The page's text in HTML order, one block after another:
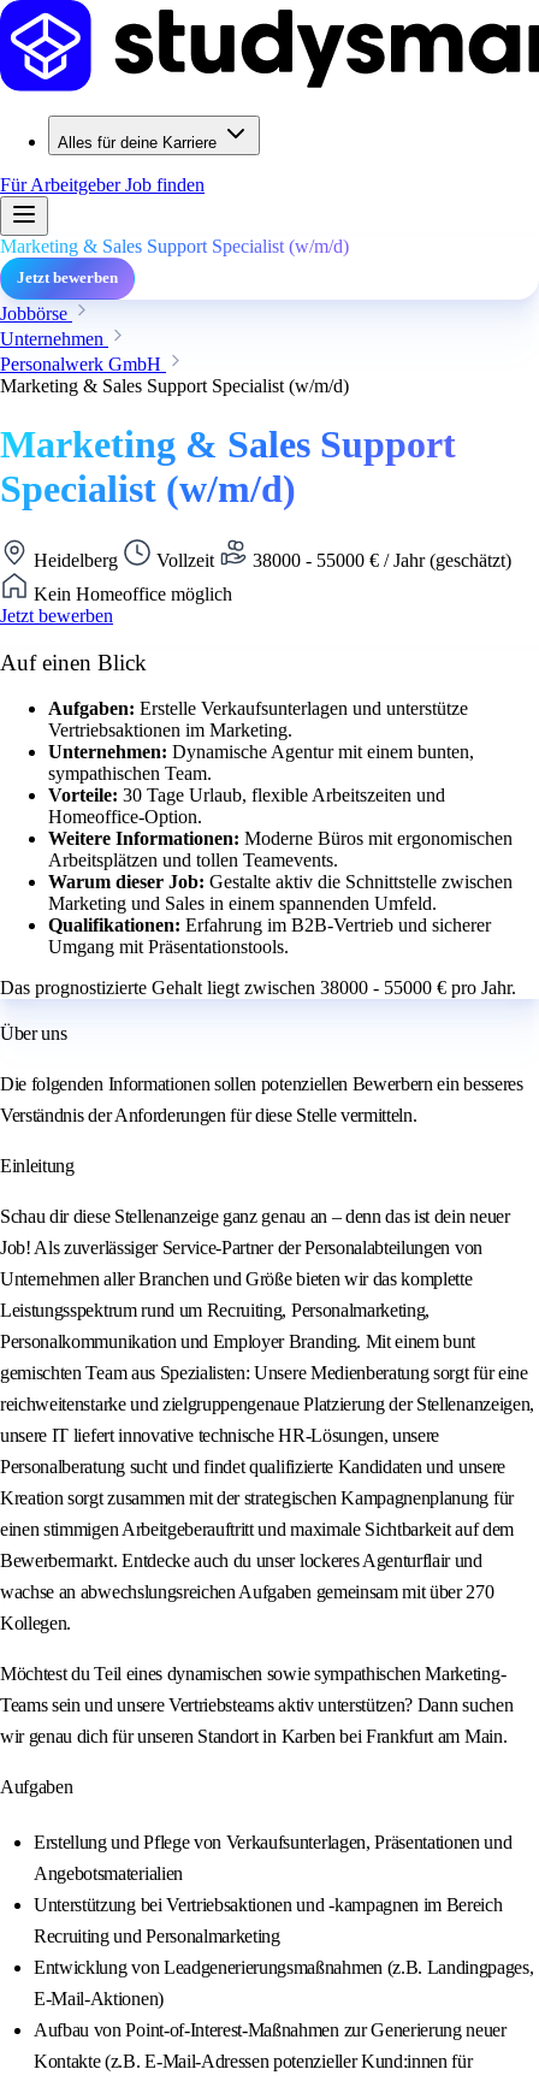
Alles für deine Karriere
Für ArbeitgeberJob finden
Marketing & Sales Support Specialist (w/m/d)
Jetzt bewerben
Jobbörse
Unternehmen
Personalwerk GmbH
Marketing & Sales Support Specialist (w/m/d)
Marketing & Sales Support
Specialist (w/m/d)
Heidelberg Vollzeit
38000 - 55000 € / Jahr (geschätzt)
Kein Homeoffice möglich
Jetzt bewerben
Auf einen Blick
Aufgaben: Erstelle Verkaufsunterlagen und unterstütze
Vertriebsaktionen im Marketing.
Unternehmen: Dynamische Agentur mit einem bunten,
sympathischen Team.
Vorteile: 30 Tage Urlaub, flexible Arbeitszeiten und
Homeoffice-Option.
Weitere Informationen: Moderne Büros mit ergonomischen
Arbeitsplätzen und tollen Teamevents.
Warum dieser Job: Gestalte aktiv die Schnittstelle zwischen
Marketing und Sales in einem spannenden Umfeld.
Qualifikationen: Erfahrung im B2B-Vertrieb und sicherer
Umgang mit Präsentationstools.
Das prognostizierte Gehalt liegt zwischen 38000 - 55000 € pro Jahr.
Über uns
Die folgenden Informationen sollen potenziellen Bewerbern ein besseres
Verständnis der Anforderungen für diese Stelle vermitteln.
Einleitung
Schau dir diese Stellenanzeige ganz genau an – denn das ist dein neuer
Job! Als zuverlässiger Service-Partner der Personalabteilungen von
Unternehmen aller Branchen und Größe bieten wir das komplette
Leistungsspektrum rund um Recruiting, Personalmarketing,
Personalkommunikation und Employer Branding. Mit einem bunt
gemischten Team aus Spezialisten: Unsere Medienberatung sorgt für eine
reichweitenstarke und zielgruppengenaue Platzierung der Stellenanzeigen,
unsere IT liefert innovative technische HR-Lösungen, unsere
Personalberatung sucht und findet qualifizierte Kandidaten und unsere
Kreation sorgt zusammen mit der strategischen Kampagnenplanung für
einen stimmigen Arbeitgeberauftritt und maximale Sichtbarkeit auf dem
Bewerbermarkt. Entdecke auch du unser lockeres Agenturflair und
wachse an abwechslungsreichen Aufgaben gemeinsam mit über 270
Kollegen.
Möchtest du Teil eines dynamischen sowie sympathischen Marketing-
Teams sein und unsere Vertriebsteams aktiv unterstützen? Dann suchen
wir genau dich für unseren Standort in Karben bei Frankfurt am Main.
Aufgaben
Erstellung und Pflege von Verkaufsunterlagen, Präsentationen und
Angebotsmaterialien
Unterstützung bei Vertriebsaktionen und -kampagnen im Bereich
Recruiting und Personalmarketing
Entwicklung von Leadgenerierungsmaßnahmen (z.B. Landingpages,
E-Mail-Aktionen)
Aufbau von Point-of-Interest-Maßnahmen zur Generierung neuer
Kontakte (z.B. E-Mail-Adressen potenzieller Kund:innen für